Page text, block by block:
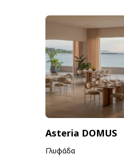
Asteria DOMUS
Γλυφάδα